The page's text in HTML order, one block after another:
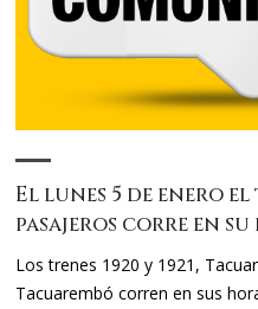
El lunes 5 de enero
pasajeros corre en
Los trenes 1920 y 1921,
Tacuarembó corren en sus